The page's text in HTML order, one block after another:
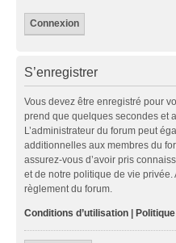
S’enregistrer
Vous devez être enregistré pour
prend que quelques secondes et
L’administrateur du forum peut
additionnelles aux membres du
assurez-vous d’avoir pris
et de notre politique de vie
règlement du forum.
Conditions d’utilisation